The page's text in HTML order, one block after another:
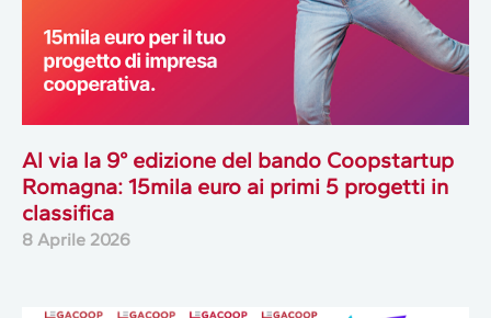
Al via la 9° edizione del bando Coopstartup
Romagna: 15mila euro ai primi 5 progetti in
classifica
8 Aprile 2026